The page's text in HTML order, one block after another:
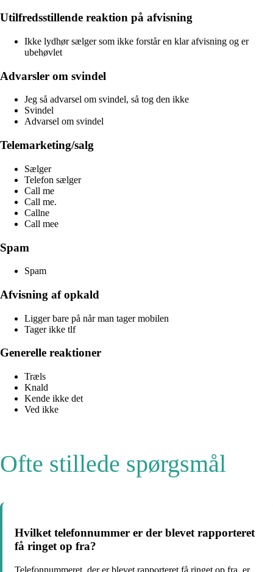
Utilfredsstillende reaktion på afvisning
Ikke lydhør sælger som ikke forstår en klar afvisning og er
ubehøvlet
Advarsler om svindel
Jeg så advarsel om svindel, så tog den ikke
Svindel
Advarsel om svindel
Telemarketing/salg
Sælger
Telefon sælger
Call me
Call me.
Callne
Call mee
Spam
Spam
Afvisning af opkald
Ligger bare på når man tager mobilen
Tager ikke tlf
Generelle reaktioner
Træls
Knald
Kende ikke det
Ved ikke
Ofte stillede spørgsmål
Hvilket telefonnummer er der blevet rapporteret
få ringet op fra?
Telefonnummeret, der er blevet rapporteret få ringet op fra, er